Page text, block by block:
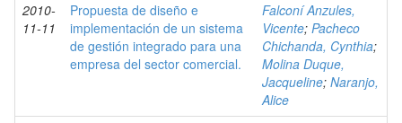
2010-
11-11
Propuesta de diseño e
implementación de un sistema
de gestión integrado para una
empresa del sector comercial.
Falconí Anzules,
Vicente; Pacheco
Chichanda, Cynthia;
Molina Duque,
Jacqueline; Naranjo,
Alice